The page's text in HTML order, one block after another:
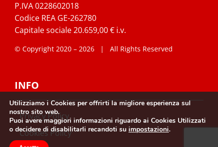
P.IVA 0228602018
Codice REA GE-262780
Capitale sociale 20.659,00 € i.v.
© Copyright 2020 – 2026 | All Rights Reserved
INFO
Privacy Policy
Cookies Policy
Utilizziamo i Cookies per offrirti la migliore esperienza sul
nostro sito web.
Puoi avere maggiori informazioni riguardo ai Cookies Utilizzati
o decidere di disabilitarli recandoti su impostazioni.